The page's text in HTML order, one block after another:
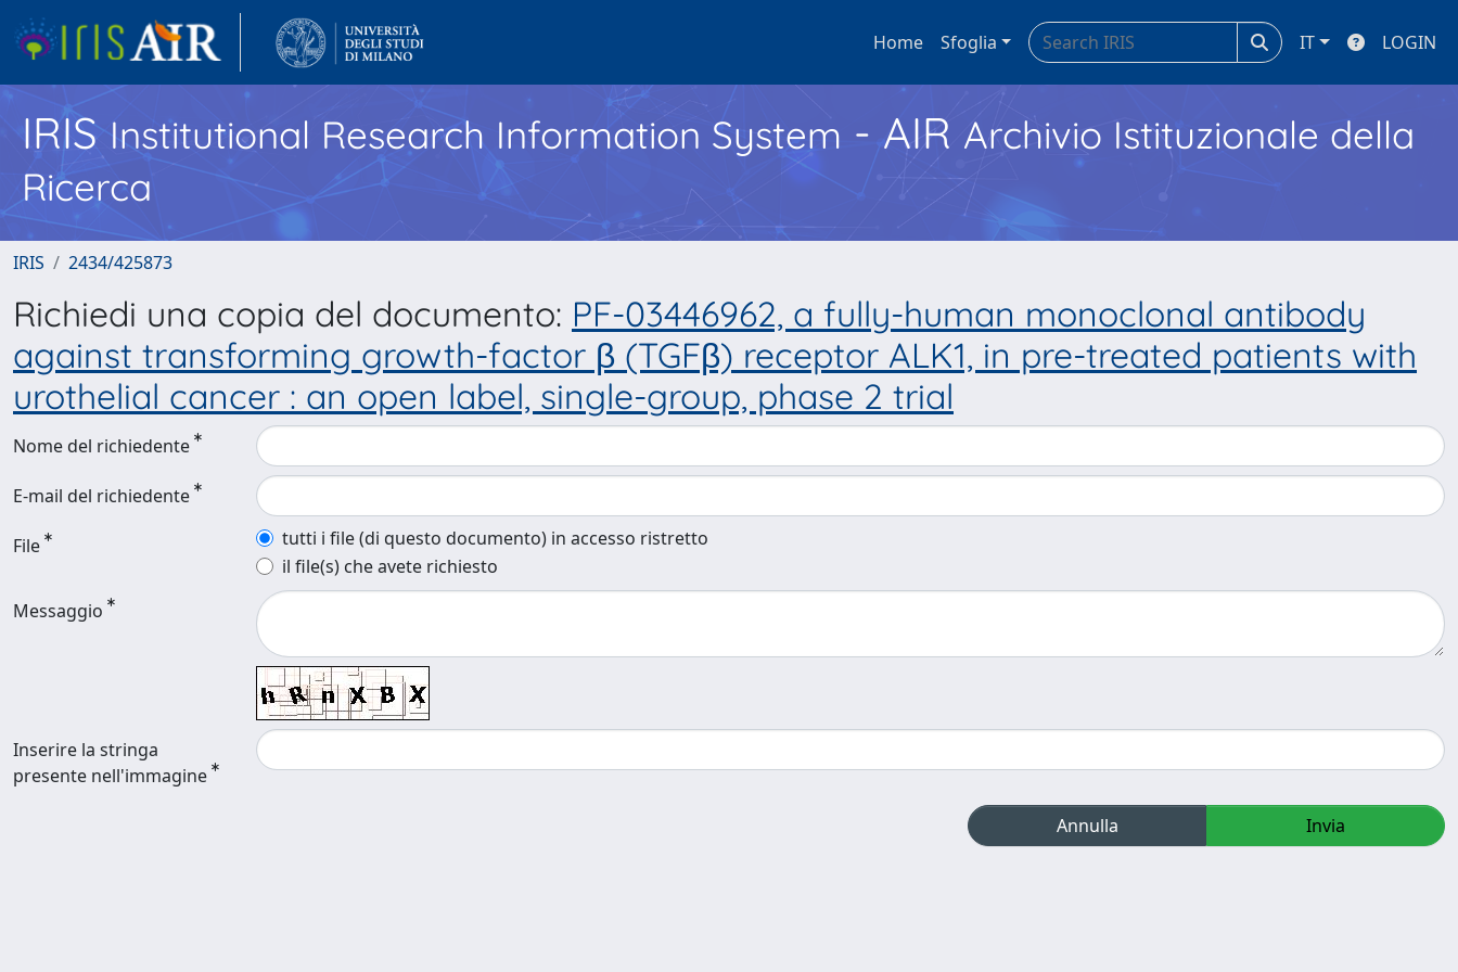
Home Sfoglia IT LOGIN
IRISInstitutional Research Information System - AIR Archivio Istituzionale della
Ricerca
IRIS 2434/425873
Richiedi una copia del documento: PF-03446962, a fully-human monoclonal antibody
against transforming growth-factor β (TGFβ) receptor ALK1, in pre-treated patients with
urothelial cancer : an open label, single-group, phase 2 trial
Nome del richiedente
E-mail del richiedente
File
tutti i file (di questo documento) in accesso ristretto
il file(s) che avete richiesto
Messaggio
Inserire la stringa
presente nell'immagine
Annulla Invia